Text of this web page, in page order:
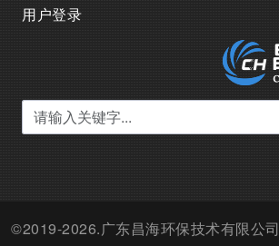
用户登录
©2019-2026.广东昌海环保技术有限公司